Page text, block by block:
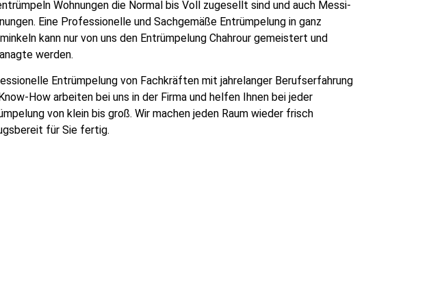
Wohnungen die Normal bis Voll zugesellt sind und auch Messi-
Eine Professionelle und Sachgemäße Entrümpelung in ganz
kann nur von uns den Entrümpelung Chahrour gemeistert und
werden.
Entrümpelung von Fachkräften mit jahrelanger Berufserfahrung
How arbeiten bei uns in der Firma und helfen Ihnen bei jeder
von klein bis groß. Wir machen jeden Raum wieder frisch
für Sie fertig.